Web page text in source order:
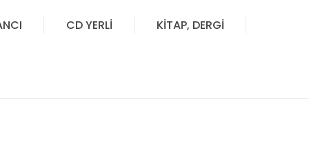
CD YERLİ KİTAP, DERGİ